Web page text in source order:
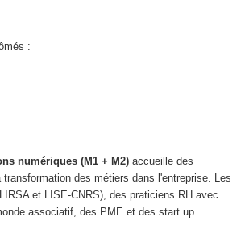
:
numériques (M1 + M2) accueille des
des métiers dans l'entreprise. Les
et LISE-CNRS), des praticiens RH avec
associatif, des PME et des start up.